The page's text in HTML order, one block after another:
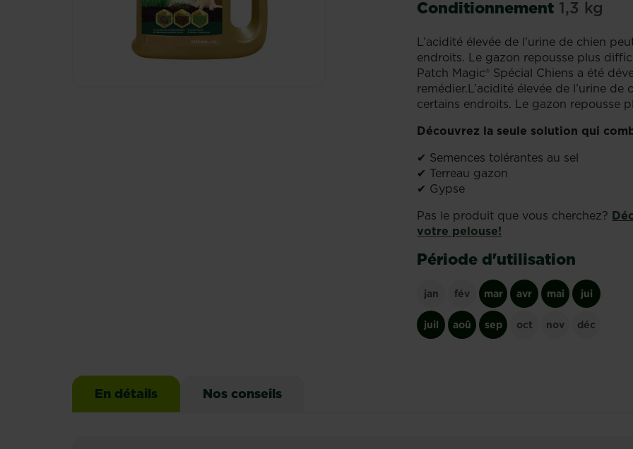
Conditionnement 1,3 kg
L’acidité élevée de l’urine de chien
endroits. Le gazon repousse plus
Patch Magic® Spécial Chiens a été
remédier.L’acidité élevée de l’urine
certains endroits. Le gazon repousse
Découvrez la seule solution qui
✔ Semences tolérantes au sel
✔ Terreau gazon
✔ Gypse
Pas le produit que vous cherchez?
votre pelouse!
Période d'utilisation
jan fév mar avr mai jui
juil aoû sep oct nov déc
En détails Nos conseils